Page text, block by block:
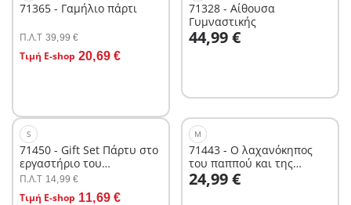
71365 - Γαμήλιο πάρτι
Π.Λ.T 39,99 €
Τιμή E-shop 20,69 €
Στο καλάθι
71328 - Αίθουσα
Γυμναστικής
44,99 €
Στο καλάθι
S
71450 - Gift Set Πάρτυ στο
εργαστήριο του
τρελοεπιστήμονα
Π.Λ.T 14,99 €
Τιμή E-shop 11,69 €
Στο καλάθι
M
71443 - Ο λαχανόκηπος
του παππού και της
γιαγιάς
24,99 €
Στο καλάθι